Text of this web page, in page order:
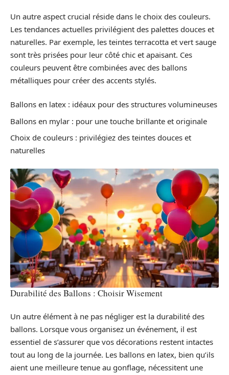
Un autre aspect crucial réside dans le choix des couleurs.
Les tendances actuelles privilégient des palettes douces et
naturelles. Par exemple, les teintes terracotta et vert sauge
sont très prisées pour leur côté chic et apaisant. Ces
couleurs peuvent être combinées avec des ballons
métalliques pour créer des accents stylés.
Ballons en latex : idéaux pour des structures volumineuses
Ballons en mylar : pour une touche brillante et originale
Choix de couleurs : privilégiez des teintes douces et
naturelles
Durabilité des Ballons : Choisir Wisement
Un autre élément à ne pas négliger est la durabilité des
ballons. Lorsque vous organisez un événement, il est
essentiel de s’assurer que vos décorations restent intactes
tout au long de la journée. Les ballons en latex, bien qu’ils
aient une meilleure tenue au gonflage, nécessitent une